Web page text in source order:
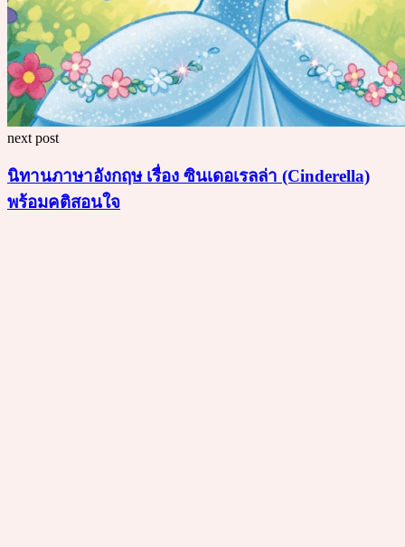
next post
นิทานภาษาอังกฤษ เรื่อง ซินเดอเรลล่า (Cinderella)
พร้อมคติสอนใจ